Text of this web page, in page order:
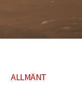
ALLMÄNT